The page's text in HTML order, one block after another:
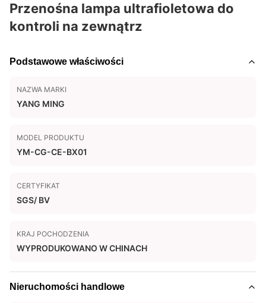
Przenośna lampa ultrafioletowa do
kontroli na zewnątrz
Podstawowe właściwości
NAZWA MARKI
YANG MING
MODEL PRODUKTU
YM-CG-CE-BX01
CERTYFIKAT
SGS/ BV
KRAJ POCHODZENIA
WYPRODUKOWANO W CHINACH
Nieruchomości handlowe